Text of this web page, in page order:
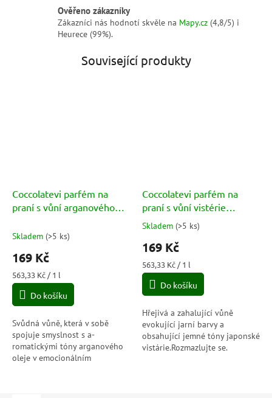
Ověřeno zákazníky
Zákazníci nás hodnotí skvěle na Mapy.cz (4,8/5) i
Heurece (99%).
Související produkty
Coccolatevi parfém na
praní s vůní arganového
Skladem (>5 ks)
169 Kč
Měrná
cena:
563,33 Kč / 1 l
Do košíku
Svůdná vůně, která v sobě
spojuje smyslnost s a­
romatickými tóny arganového
oleje v emocionálním
Coccolatevi parfém na
praní s vůní vistérie
(Glicine del Giappone)
Průměrné
hodnocení
produktu
je
5,0
5
hvězdiček.
Skladem (>5 ks)
169 Kč
Měrná
cena:
563,33 Kč / 1 l
Do košíku
Hřejivá a zahalující vůně
evokující jarní barvy a
obsahující jemné tóny japonské
vistárie.Rozmazlujte se.